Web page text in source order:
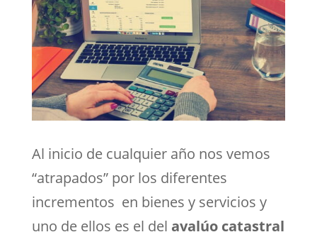
Al inicio de cualquier año nos vemos
“atrapados” por los diferentes
incrementos en bienes y servicios y
uno de ellos es el del avalúo catastral